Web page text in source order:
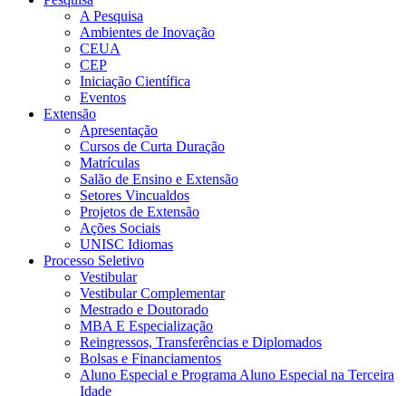
A Pesquisa
Ambientes de Inovação
CEUA
CEP
Iniciação Científica
Eventos
Extensão
Apresentação
Cursos de Curta Duração
Matrículas
Salão de Ensino e Extensão
Setores Vincualdos
Projetos de Extensão
Ações Sociais
UNISC Idiomas
Processo Seletivo
Vestibular
Vestibular Complementar
Mestrado e Doutorado
MBA E Especialização
Reingressos, Transferências e Diplomados
Bolsas e Financiamentos
Aluno Especial e Programa Aluno Especial na Terceira
Idade